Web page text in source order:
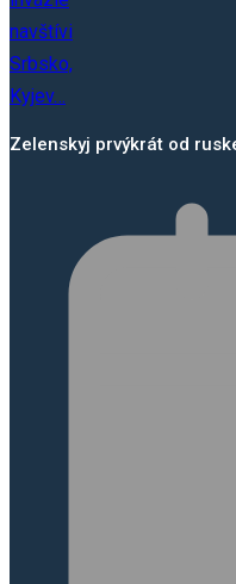
Zelenskyj prvýkrát od